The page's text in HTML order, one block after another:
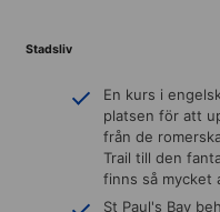
Stadsliv
En kurs i
platsen för att
från de
Trail till den
finns så mycket
St Paul's Bay